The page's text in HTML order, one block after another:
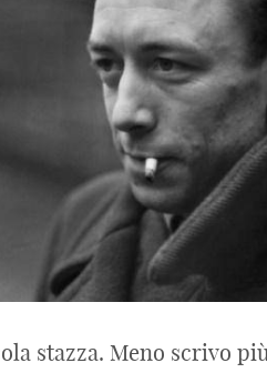
stazza. Meno scrivo